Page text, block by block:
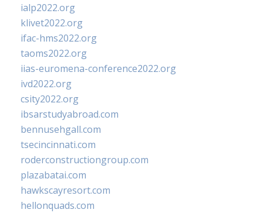
ialp2022.org
klivet2022.org
ifac-hms2022.org
taoms2022.org
iias-euromena-conference2022.org
ivd2022.org
csity2022.org
ibsarstudyabroad.com
bennusehgall.com
tsecincinnati.com
roderconstructiongroup.com
plazabatai.com
hawkscayresort.com
hellonquads.com